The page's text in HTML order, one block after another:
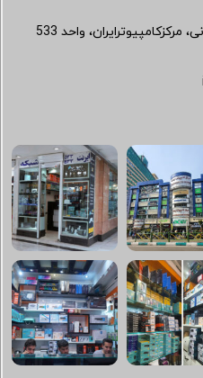
مرکزکامپیوترایران، واحد 533